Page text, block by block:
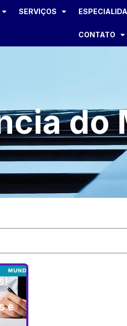
SERVIÇOS
CONTATO
do
e